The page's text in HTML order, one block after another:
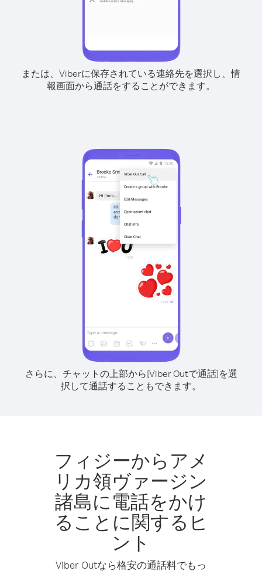
または、Viberに保存されている連絡先を選択し、情
報画面から通話をすることができます。
さらに、チャットの上部から[Viber Outで通話]を選
択して通話することもできます。
フィジーからアメ
リカ領ヴァージン
諸島に電話をかけ
ることに関するヒ
ント
Viber Outなら格安の通話料でもっ